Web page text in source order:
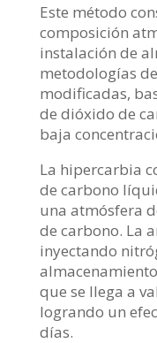
Este método
composición
instalación de
metodologías
modificadas,
de dióxido de
baja
La hipercarbia
de carbono
una atmósfera
de carbono. La
inyectando
que se llega a
logrando un
días.